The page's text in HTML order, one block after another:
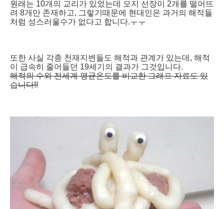
원래는 10개의 교리가 있었는데 모지 선장이 2개를 떨어뜨
려 8개만 존재하고, 그렇기때문에 현대인은 과거의 해적들
처럼 성스러울수가 없다고 합니다.ㅜㅜ
또한 사실 각종 천재지변들도 해적과 관계가 있는데, 해적
이 급속히 줄어들던 19세기의 결과가 그것입니다.
해적의 수와 전세계 평균온도를 비교한 그래프 자료도 있
습니다!!